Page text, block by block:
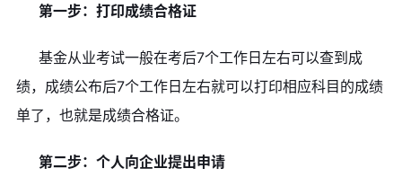
第一步：打印成绩合格证
基金从业考试一般在考后7个工作日左右可以查到成
绩，成绩公布后7个工作日左右就可以打印相应科目的成绩
单了，也就是成绩合格证。
第二步：个人向企业提出申请